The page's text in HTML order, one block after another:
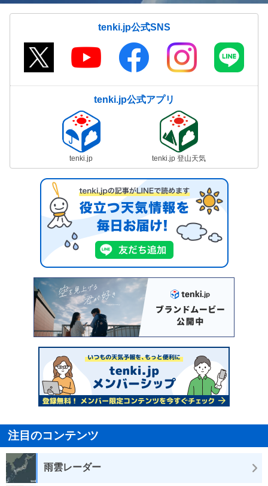
tenki.jp公式SNS
tenki.jp公式アプリ
tenki.jp tenki.jp 登山天気
注目のコンテンツ
雨雲レーダー